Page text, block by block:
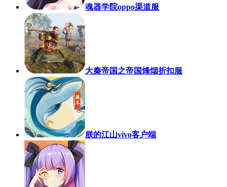
魂器学院oppo渠道服
大秦帝国之帝国烽烟折扣服
朕的江山vivo客户端